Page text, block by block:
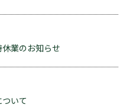
業のお知らせ
いて